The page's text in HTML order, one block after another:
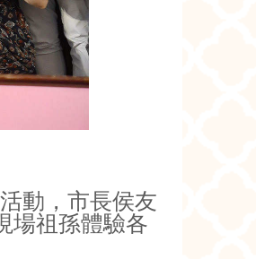
動，市長侯友
場祖孫體驗各